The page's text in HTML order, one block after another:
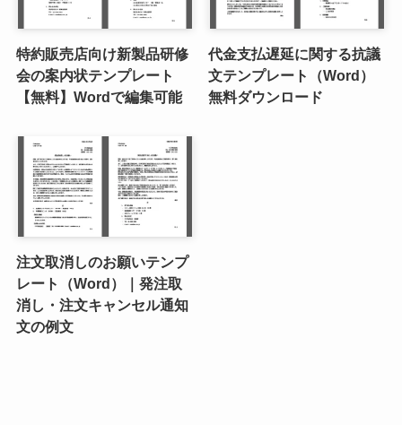
特約販売店向け新製品研修
会の案内状テンプレート
【無料】Wordで編集可能
代金支払遅延に関する抗議
文テンプレート（Word）
無料ダウンロード
注文取消しのお願いテンプ
レート（Word）｜発注取
消し・注文キャンセル通知
文の例文